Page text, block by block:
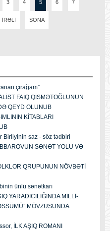
3 4 5 6 7
İRƏLI SONA
çırağam”
FAİQ QİSMƏTOĞLUNUN
QEYD OLUNUB
KİTABLARI
Birliyinin saz - söz tədbiri
SƏNƏT YOLU VƏ
QRUPUNUN NÖVBƏTİ
ünlü sənətkarı
YARADICILIĞINDA MİLLİ-
MÖVZUSUNDA
İLK AŞIQ ROMANI